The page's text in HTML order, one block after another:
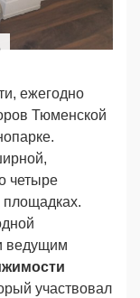
ежегодно
Тюменской
четыре
площадках.
ведущим
участвовал